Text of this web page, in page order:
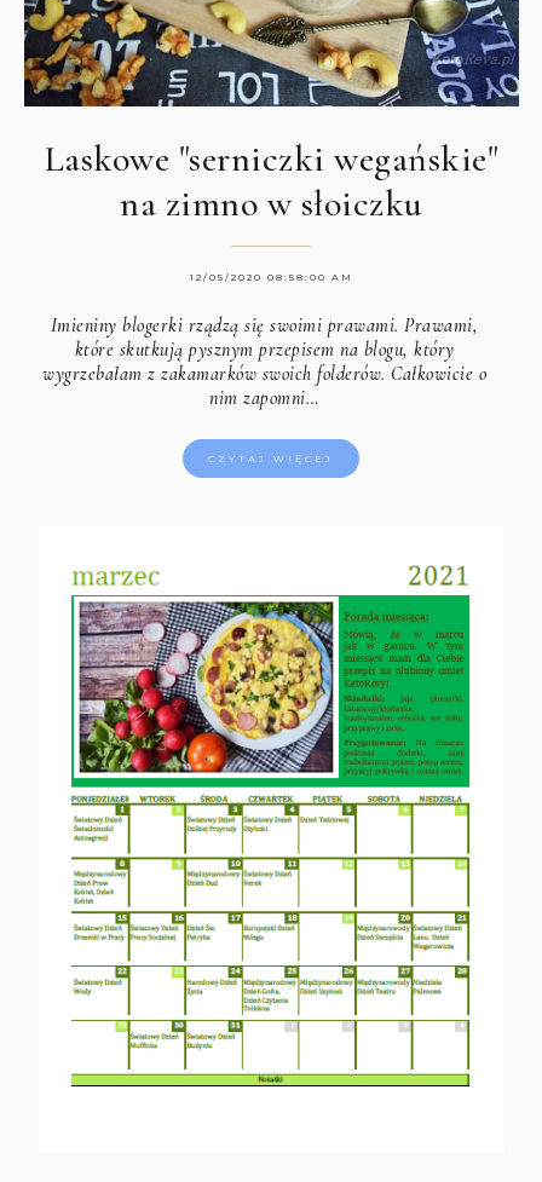
Laskowe "serniczki wegańskie"
na zimno w słoiczku
12/05/2020 08:58:00 AM
Imieniny blogerki rządzą się swoimi prawami. Prawami,
które skutkują pysznym przepisem na blogu, który
wygrzebałam z zakamarków swoich folderów. Całkowicie o
nim zapomni…
CZYTAJ WIĘCEJ